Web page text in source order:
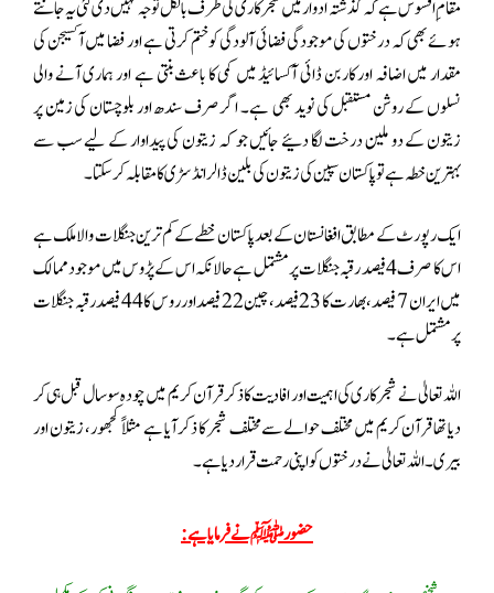
مقام ِ افسوس ہے کہ گذشتہ ادوار میں شجرکاری کی طرف بالکل توجہ نہیں دی گئی یہ جانتے
ہوئے بھی کہ درختوں کی موجودگی فضائی آلودگی کو ختم کرتی ہے اور فضا میں آکسیجن کی
مقدار میں اضافہ اور کاربن ڈائی آکسائیڈ میں کمی کا باعث بنتی ہے اور ہماری آنے والی
نسلوں کے روشن مستقبل کی نوید بھی ہے۔ اگر صرف سندھ اور بلوچستان کی زمین پر
زیتون کے دو ملین درخت لگا دئیے جائیں جو کہ زیتون کی پیداوار کے لیے سب سے
بہترین خطہ ہے تو پاکستان سپین کی زیتون کی بلین ڈالر انڈسڑی کا مقا بلہ کر سکتا ۔
ایک رپورٹ کے مطابق افغانستان کے بعد پاکستان خطے کے کم ترین جنگلات والا ملک ہے
اس کا صرف 4 فیصد رقبہ جنگلات پر مشتمل ہے حالانکہ اس کے پڑوس میں موجود ممالک
میں ایران 7 فیصد،بھارت کا 23 فیصد، چین 22 فیصد اورروس کا 44 فیصد رقبہ جنگلات
پر مشتمل ہے۔
اللہ تعالیٰ نے شجرکاری کی اہمیت اور افادیت کا ذکر قرآن کریم میں چودہ سو سال قبل ہی کر
دیا تھا قرآن کریم میں مختلف حوالے سے مختلف شجر کا ذکر آیا ہے مثلاً کجھور ، زیتون اور
بیری ۔ اللہ تعالیٰ نے درختوں کو اپنی رحمت قرار دیا ہے۔
حضورﷺ نے فرمایا ہے :